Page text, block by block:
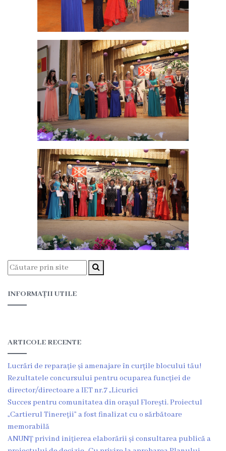
vacante
Consiliul
Secretar
Consilieri
Regulamentul
Consiliului
Ședințele
Consiliului
online
Deciziile
Consiliului
Procese-
verbale
Consiliului
Ședințe
online
Or.
Floreşti
INFORMAȚII UTILE
ARTICOLE RECENTE
Lucrări de reparație și amenajare în curțile blocului tău!
Rezultatele concursului pentru ocuparea funcției de
director/directoare a IET nr.7 „Licurici
Succes pentru comunitatea din orașul Florești. Proiectul
„Cartierul Tinereții” a fost finalizat cu o sărbătoare
memorabilă
ANUNȚ privind inițierea elaborării și consultarea publică a